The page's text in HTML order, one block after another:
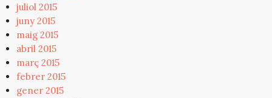
juliol 2015
juny 2015
maig 2015
abril 2015
març 2015
febrer 2015
gener 2015